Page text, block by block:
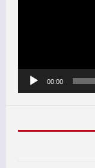
00:00